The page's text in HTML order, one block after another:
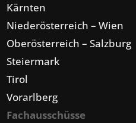
Kärnten
Niederösterreich – Wien
Oberösterreich – Salzburg
Steiermark
Tirol
Vorarlberg
Fachausschüsse